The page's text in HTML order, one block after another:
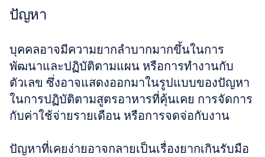
ปัญหา
บุคคลอาจมีความยากลำบากมากขึ้นในการ
พัฒนาและปฏิบัติตามแผน หรือการทำงานกับ
ตัวเลข ซึ่งอาจแสดงออกมาในรูปแบบของปัญหา
ในการปฏิบัติตามสูตรอาหารที่คุ้นเคย การจัดการ
กับค่าใช้จ่ายรายเดือน หรือการจดจ่อกับงาน
ปัญหาที่เคยง่ายอาจกลายเป็นเรื่องยากเกินรับมือ